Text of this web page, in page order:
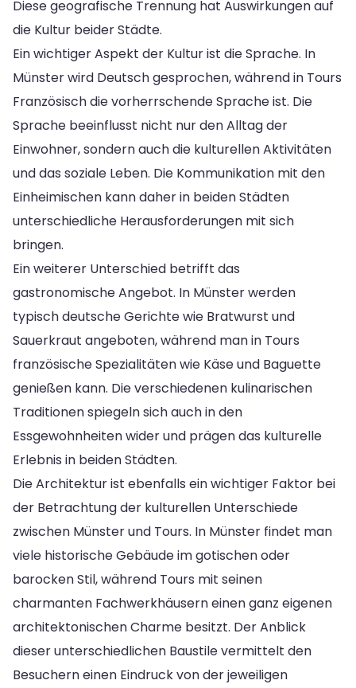
Diese geografische Trennung hat Auswirkungen auf
die Kultur beider Städte.
Ein wichtiger Aspekt der Kultur ist die Sprache. In
Münster wird Deutsch gesprochen, während in Tours
Französisch die vorherrschende Sprache ist. Die
Sprache beeinflusst nicht nur den Alltag der
Einwohner, sondern auch die kulturellen Aktivitäten
und das soziale Leben. Die Kommunikation mit den
Einheimischen kann daher in beiden Städten
unterschiedliche Herausforderungen mit sich
bringen.
Ein weiterer Unterschied betrifft das
gastronomische Angebot. In Münster werden
typisch deutsche Gerichte wie Bratwurst und
Sauerkraut angeboten, während man in Tours
französische Spezialitäten wie Käse und Baguette
genießen kann. Die verschiedenen kulinarischen
Traditionen spiegeln sich auch in den
Essgewohnheiten wider und prägen das kulturelle
Erlebnis in beiden Städten.
Die Architektur ist ebenfalls ein wichtiger Faktor bei
der Betrachtung der kulturellen Unterschiede
zwischen Münster und Tours. In Münster findet man
viele historische Gebäude im gotischen oder
barocken Stil, während Tours mit seinen
charmanten Fachwerkhäusern einen ganz eigenen
architektonischen Charme besitzt. Der Anblick
dieser unterschiedlichen Baustile vermittelt den
Besuchern einen Eindruck von der jeweiligen